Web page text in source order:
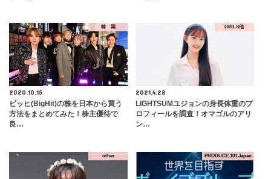
韓 国
2020.10.15
ビッヒ(BigHit)の株を日本から買う
方法をまとめてみた！株主優待で
良…
GIRLS他
2021.4.28
LIGHTSUMユジョンの身長体重のプ
ロフィールを調査！オマゴルのアリ
ン…
other PRODUCE 101 Japan